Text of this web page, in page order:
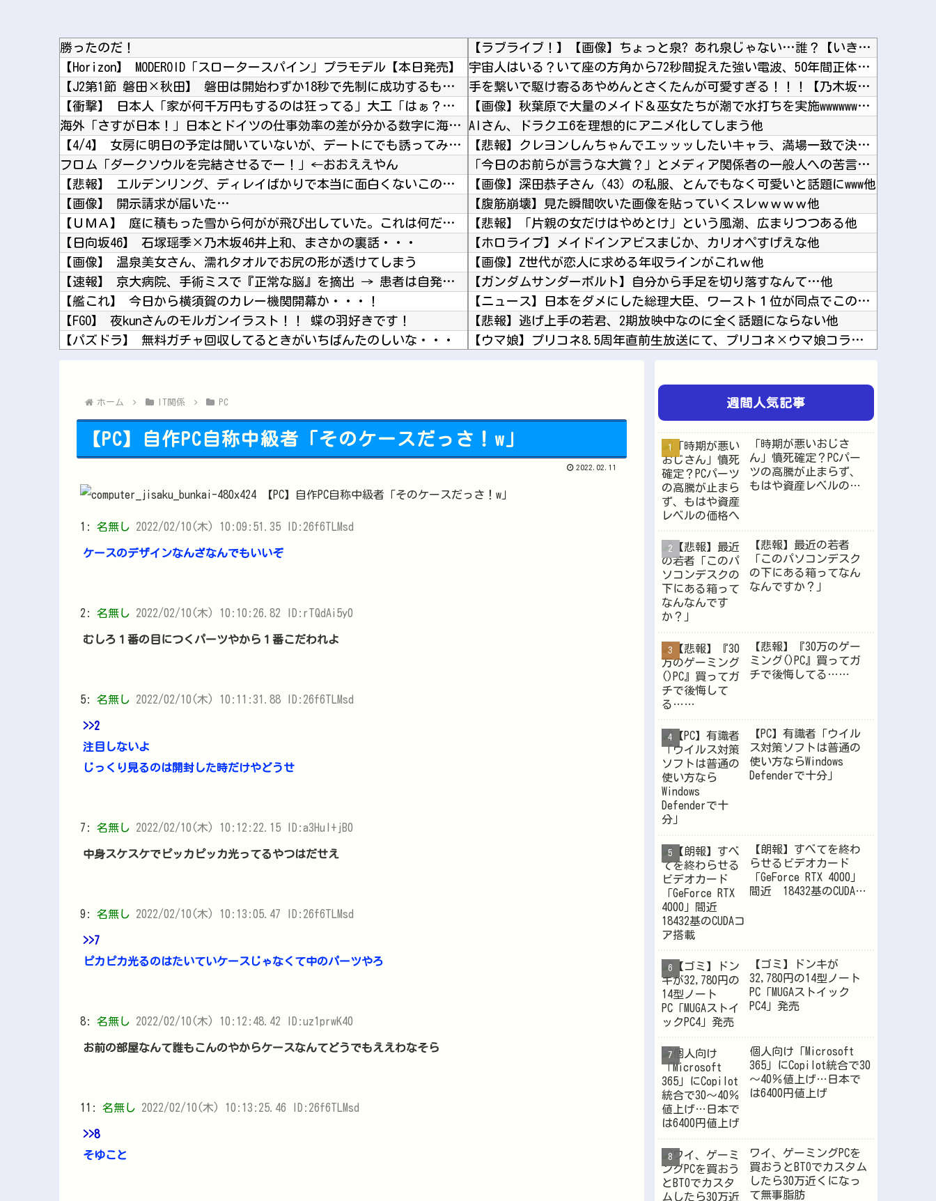
勝ったのだ！
【Horizon】 MODEROID「スロータースパイン」プラモデル【本日発売】
【J2第1節 磐田×秋田】 磐田は開始わずか18秒で先制に成功するも追いつかれドロー 秋葉...
【衝撃】 日本人「家が何千万円もするのは狂ってる」大工「はぁ？じゃ自分で作ってみろよ」→結...
海外「さすが日本！」日本とドイツの仕事効率の差が分かる数字に海外が大騒ぎ
【4/4】 女房に明日の予定は聞いていないが、デートにでも誘ってみる。多分断られるはずだ。...
フロム「ダークソウルを完結させるでー！」←おおええやん
【悲報】 エルデンリング、ディレイばかりで本当に面白くないこのゲーム←賛同の声が多数…
【画像】 開示請求が届いた…
【ＵＭＡ】 庭に積もった雪から何がが飛び出していた。これは何だ？ → 雪を掘ってみたら…
【日向坂46】 石塚瑶季×乃木坂46井上和、まさかの裏話・・・
【画像】 温泉美女さん、濡れタオルでお尻の形が透けてしまう
【速報】 京大病院、手術ミスで『正常な脳』を摘出 → 患者は自発呼吸不可能な植物状態に
【艦これ】 今日から横須賀のカレー機関開幕か・・・！
【FGO】 夜kunさんのモルガンイラスト！！ 蝶の羽好きです！
【パズドラ】 無料ガチャ回収してるときがいちばんたのしいな・・・
【ラブライブ！】【画像】ちょっと泉? あれ泉じゃない…誰？【いきづらい部！】他
宇宙人はいる？いて座の方角から72秒間捉えた強い電波、50年間正体分からぬ「Wow！信号」...
手を繋いで駆け寄るあやめんとさくたんが可愛すぎる！！！【乃木坂46】他
【画像】秋葉原で大量のメイド＆巫女たちが潮で水打ちを実施wwwwwwwww他
AIさん、ドラクエ6を理想的にアニメ化してしまう他
【悲報】クレヨンしんちゃんでエッッッしたいキャラ、満場一致で決まるｗｗｗｗｗｗｗｗｗｗ他
「今日のお前らが言うな大賞？」とメディア関係者の一般人への苦言にツッコミ殺到、被災地の避難...
【画像】深田恭子さん（43）の私服、とんでもなく可愛いと話題にwww他
【腹筋崩壊】見た瞬間吹いた画像を貼っていくスレｗｗｗｗ他
【悲報】「片親の女だけはやめとけ」という風潮、広まりつつある他
【ホロライブ】メイドインアビスまじか、カリオペすげえな他
【画像】Z世代が恋人に求める年収ラインがこれｗ他
【ガンダムサンダーボルト】自分から手足を切り落すなんて…他
【ニュース】日本をダメにした総理大臣、ワースト１位が同点でこの人ｗｗｗｗｗｗ他
【悲報】逃げ上手の若君、2期放映中なのに全く話題にならない他
【ウマ娘】プリコネ8.5周年直前生放送にて、プリコネ×ウマ娘コラボの開催について告知が！？...
【募】カナン様はあくまでチョロいでエッチしたいキャラ【画像】他
岸田文雄「日米の為替介入は一時しのぎに過ぎない。私なら円を強くすることが出来る」他
お前らが思う「バカゲー」って何？他
シャープ、シンプルで使いやすいオーブンレンジ「RE-WF187」他
Powered by livedoor 相互RSS
ホーム IT関係 PC
【PC】自作PC自称中級者「そのケースだっさ！w」
2022.02.11
1: 名無し 2022/02/10(木) 10:09:51.35 ID:26f6TLMsd
ケースのデザインなんざなんでもいいぞ
2: 名無し 2022/02/10(木) 10:10:26.82 ID:rTQdAi5y0
むしろ１番の目につくパーツやから１番こだわれよ
5: 名無し 2022/02/10(木) 10:11:31.88 ID:26f6TLMsd
>>2
注目しないよ
じっくり見るのは開封した時だけやどうせ
7: 名無し 2022/02/10(木) 10:12:22.15 ID:a3Hul+jB0
中身スケスケでピッカピッカ光ってるやつはだせえ
9: 名無し 2022/02/10(木) 10:13:05.47 ID:26f6TLMsd
>>7
ピカピカ光るのはたいていケースじゃなくて中のパーツやろ
8: 名無し 2022/02/10(木) 10:12:48.42 ID:uz1prwK40
お前の部屋なんて誰もこんのやからケースなんてどうでもええわなそら
11: 名無し 2022/02/10(木) 10:13:25.46 ID:26f6TLMsd
>>8
そゆこと
週間人気記事
「時期が悪いおじさ
ん」憤死確定？PCパー
ツの高騰が止まらず、
もはや資産レベルの価
【悲報】最近の若者
「このパソコンデスク
の下にある箱ってなん
なんですか？」
【悲報】『30万のゲー
ミング()PC』買ってガ
チで後悔してる……
【PC】有識者「ウイル
ス対策ソフトは普通の
使い方ならWindows
Defenderで十分」
【朗報】すべてを終わ
らせるビデオカード
「GeForce RTX 4000」
間近 18432基のCUDAコ
【ゴミ】ドンキが
32,780円の14型ノート
PC「MUGAストイック
PC4」発売
個人向け「Microsoft
365」にCopilot統合で30
～40％値上げ…日本で
は6400円値上げ
ワイ、ゲーミングPCを
買おうとBTOでカスタム
したら30万近くになっ
て無事脂肪